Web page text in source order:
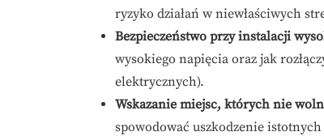
ryzyko działań w niewłaściwych
Bezpieczeństwo przy instalacji
wysokiego napięcia oraz jak
elektrycznych).
Wskazanie miejsc, których nie
spowodować uszkodzenie